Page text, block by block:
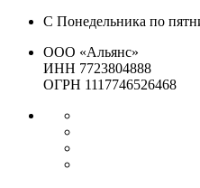
С Понедельника по
ООО «Альянс»
ИНН 7723804888
ОГРН 1117746526468